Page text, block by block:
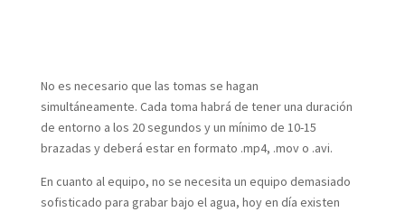
No es necesario que las tomas se hagan
simultáneamente. Cada toma habrá de tener una duración
de entorno a los 20 segundos y un mínimo de 10-15
brazadas y deberá estar en formato .mp4, .mov o .avi.
En cuanto al equipo, no se necesita un equipo demasiado
sofisticado para grabar bajo el agua, hoy en día existen